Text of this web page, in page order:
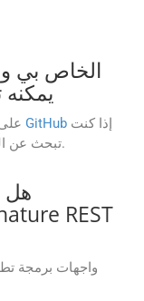
يمكنه
GitHub
تبحث عن الكود المصدري لتحليل الملفات في السحابة.
هل